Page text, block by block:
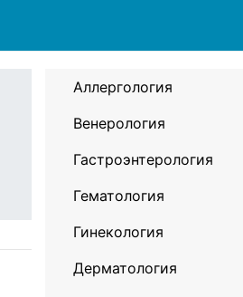
Аллергология
Венерология
Гастроэнтерология
Гематология
Гинекология
Дерматология